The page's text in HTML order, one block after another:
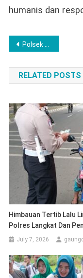
humanis dan
Post
navigation
Polsek Tanjung Pura Musnahkan Tiga Lokasi Penyalahgunaan Narkoba di Desa Pekubuan
RELATED POSTS
Himbauan Tertib Lalu
Polres Langkat Dan
July 7, 2026